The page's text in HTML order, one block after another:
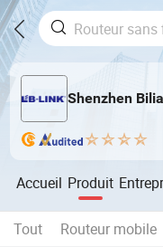
Shenzhen
Accueil Produit
Tout Routeur mobile